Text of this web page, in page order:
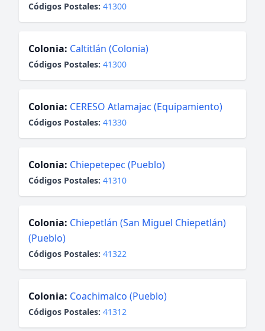
Códigos Postales: 41300
Colonia: Caltitlán (Colonia)
Códigos Postales: 41300
Colonia: CERESO Atlamajac (Equipamiento)
Códigos Postales: 41330
Colonia: Chiepetepec (Pueblo)
Códigos Postales: 41310
Colonia: Chiepetlán (San Miguel Chiepetlán)
(Pueblo)
Códigos Postales: 41322
Colonia: Coachimalco (Pueblo)
Códigos Postales: 41312